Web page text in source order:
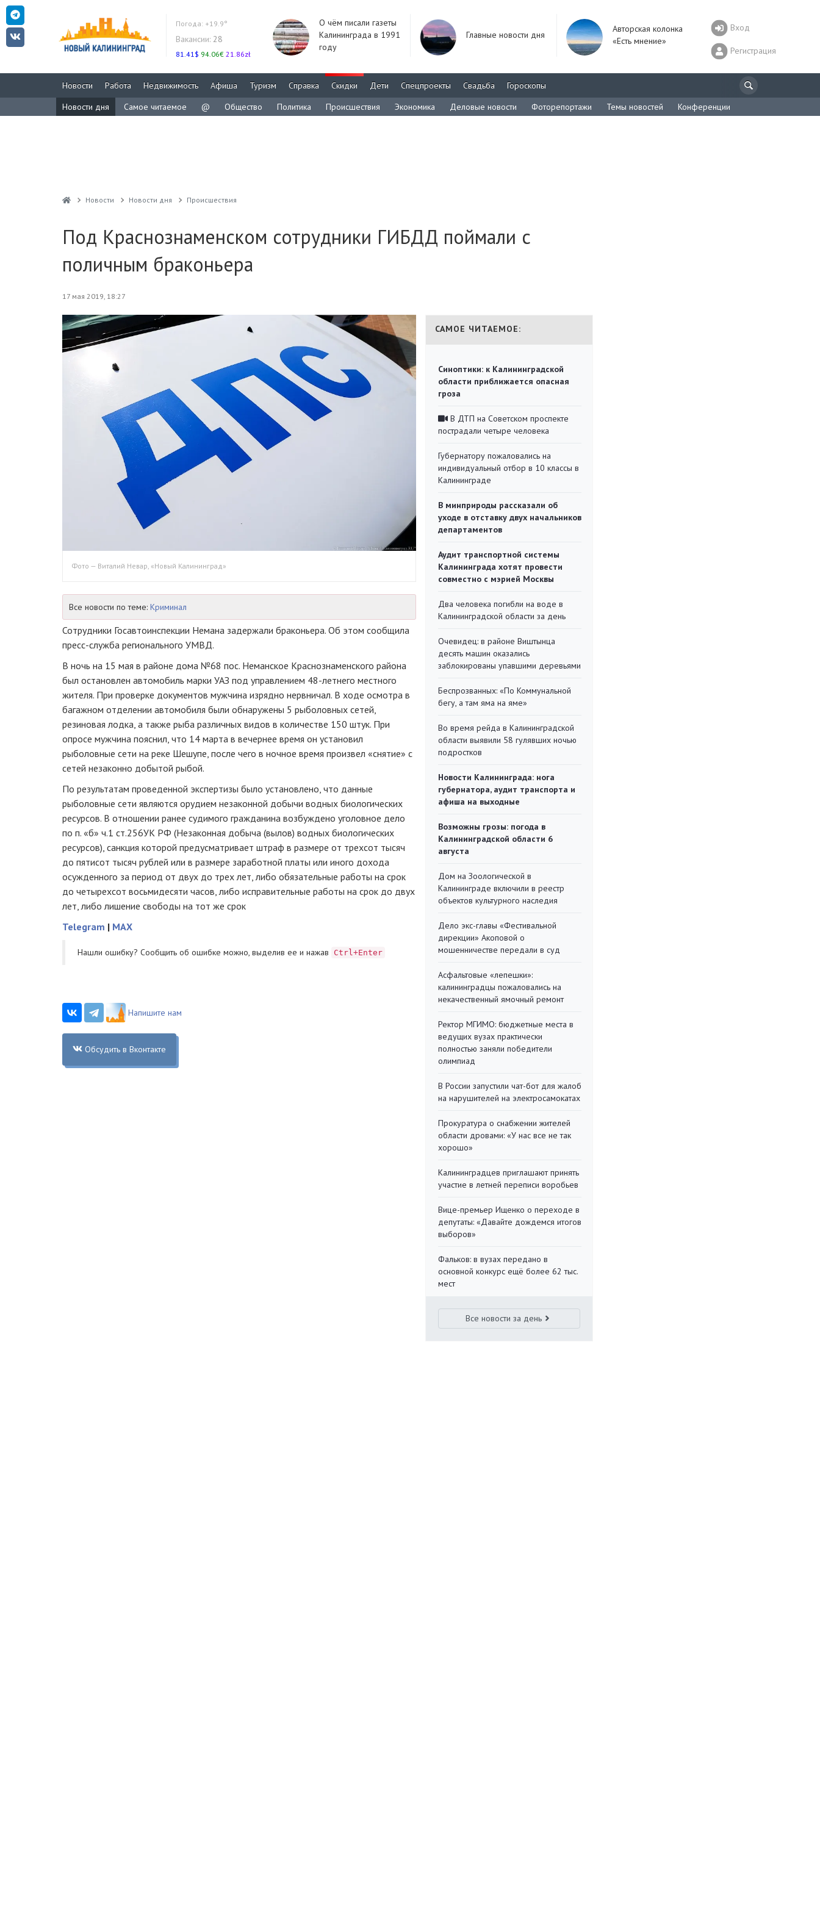
Погода: +19.9°
Вакансии: 28
81.41$ 94.06€ 21.86zł
О чём писали газеты
Калининграда в 1991
году
Главные новости дня
Авторская колонка
«Есть мнение»
Вход
Регистрация
Новости Работа Недвижимость Афиша Туризм Справка Скидки Дети Спецпроекты Свадьба
Гороскопы
Новости дня
Самое читаемое @ Общество Политика Происшествия Экономика Деловые новости Фоторепортажи Темы новостей Конференции
Новости Новости дня Проиcшествия
Под Краснознаменском сотрудники ГИБДД поймали с
поличным браконьера
17 мая 2019, 18:27
Фото — Виталий Невар, «Новый Калининград»
Все новости по теме: Криминал
Сотрудники Госавтоинспекции Немана задержали браконьера. Об этом сообщила
пресс-служба регионального УМВД.
В ночь на 15 мая в районе дома №68 пос. Неманское Краснознаменского района
был остановлен автомобиль марки УАЗ под управлением 48-летнего местного
жителя. При проверке документов мужчина изрядно нервничал. В ходе осмотра в
багажном отделении автомобиля были обнаружены 5 рыболовных сетей,
резиновая лодка, а также рыба различных видов в количестве 150 штук. При
опросе мужчина пояснил, что 14 марта в вечернее время он установил
рыболовные сети на реке Шешупе, после чего в ночное время произвел «снятие» с
сетей незаконно добытой рыбой.
По результатам проведенной экспертизы было установлено, что данные
рыболовные сети являются орудием незаконной добычи водных биологических
ресурсов. В отношении ранее судимого гражданина возбуждено уголовное дело
по п. «б» ч.1 ст.256УК РФ (Незаконная добыча (вылов) водных биологических
ресурсов), санкция которой предусматривает штраф в размере от трехсот тысяч
до пятисот тысяч рублей или в размере заработной платы или иного дохода
осужденного за период от двух до трех лет, либо обязательные работы на срок
до четырехсот восьмидесяти часов, либо исправительные работы на срок до двух
лет, либо лишение свободы на тот же срок
Telegram | MAX
Нашли ошибку? Cообщить об ошибке можно, выделив ее и нажав Ctrl+Enter
Напишите нам
Обсудить в Вконтакте
САМОЕ ЧИТАЕМОЕ:
Синоптики: к Калининградской
области приближается опасная
гроза
В ДТП на Советском проспекте
пострадали четыре человека
Губернатору пожаловались на
индивидуальный отбор в 10 классы в
Калининграде
В минприроды рассказали об
уходе в отставку двух начальников
департаментов
Аудит транспортной системы
Калининграда хотят провести
совместно с мэрией Москвы
Два человека погибли на воде в
Калининградской области за день
Очевидец: в районе Виштынца
десять машин оказались
заблокированы упавшими деревьями
Беспрозванных: «По Коммунальной
бегу, а там яма на яме»
Во время рейда в Калининградской
области выявили 58 гулявших ночью
подростков
Новости Калининграда: нога
губернатора, аудит транспорта и
афиша на выходные
Возможны грозы: погода в
Калининградской области 6
августа
Дом на Зоологической в
Калининграде включили в реестр
объектов культурного наследия
Дело экс-главы «Фестивальной
дирекции» Акоповой о
мошенничестве передали в суд
Асфальтовые «лепешки»:
калининградцы пожаловались на
некачественный ямочный ремонт
Ректор МГИМО: бюджетные места в
ведущих вузах практически
полностью заняли победители
олимпиад
В России запустили чат-бот для жалоб
на нарушителей на электросамокатах
Прокуратура о снабжении жителей
области дровами: «У нас все не так
хорошо»
Калининградцев приглашают принять
участие в летней переписи воробьев
Вице-премьер Ищенко о переходе в
депутаты: «Давайте дождемся итогов
выборов»
Фальков: в вузах передано в
основной конкурс ещё более 62 тыс.
мест
Все новости за день